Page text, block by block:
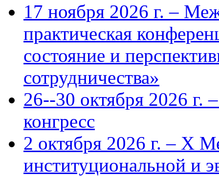
17 ноября 2026 г. –
практическая
состояние и
сотрудничества»
26--30 октября 2026 г.
конгресс
2 октября 2026 г. – X
институциональной и